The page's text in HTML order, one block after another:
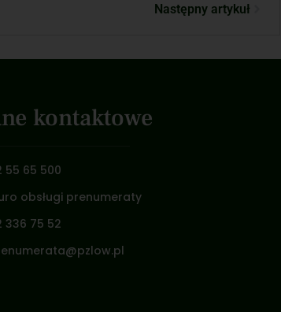
Następny artykuł
kontaktowe
55 65 500
obsługi prenumeraty
336 75 52